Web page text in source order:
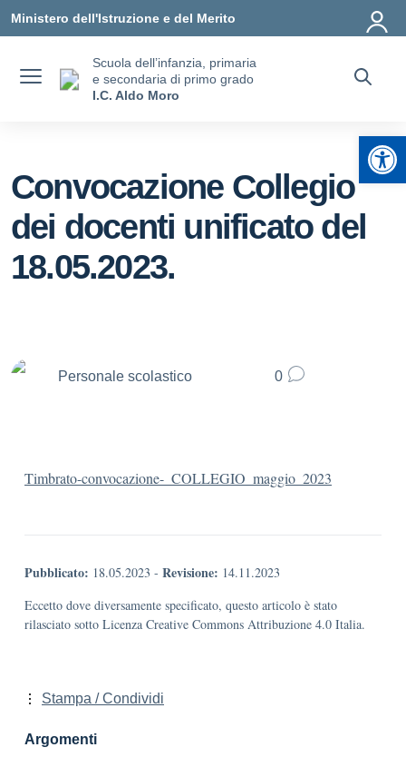
Ministero dell'Istruzione e del Merito
Scuola dell’infanzia, primaria
e secondaria di primo grado
I.C. Aldo Moro
Convocazione Collegio
dei docenti unificato del
18.05.2023.
Personale scolastico 0
Timbrato-convocazione-_COLLEGIO_maggio_2023
Pubblicato: 18.05.2023 - Revisione: 14.11.2023
Eccetto dove diversamente specificato, questo articolo è stato
rilasciato sotto Licenza Creative Commons Attribuzione 4.0 Italia.
Stampa / Condividi
Argomenti